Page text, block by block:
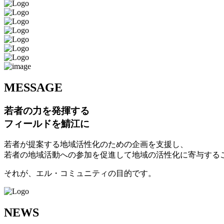
MESSAGE
若者の力を発揮する
フィールドを鯖江に
若者が提案する地域活性化のための企画を支援し、
若者の地域活動への参加を促進して地域の活性化に寄与する
それが、エル・コミュニティの目的です。
NEWS